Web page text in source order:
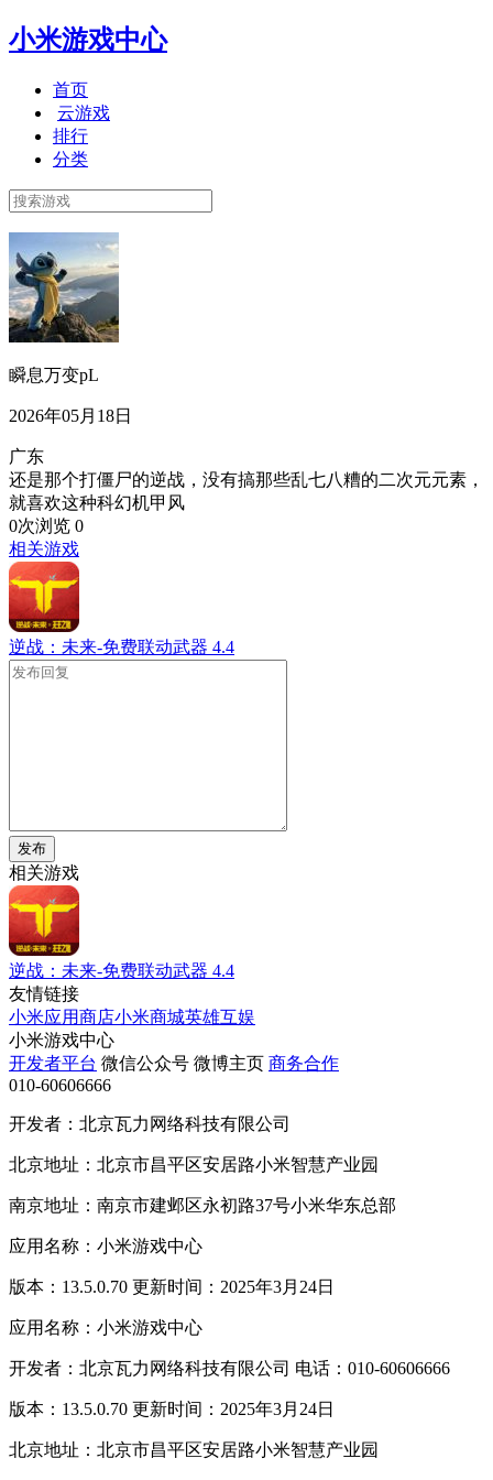
小米游戏中心
首页
云游戏
排行
分类
瞬息万变pL
2026年05月18日
广东
还是那个打僵尸的逆战，没有搞那些乱七八糟的二次元元素，
就喜欢这种科幻机甲风
0次浏览 0
相关游戏
逆战：未来-免费联动武器 4.4
发布
相关游戏
逆战：未来-免费联动武器 4.4
友情链接
小米应用商店小米商城英雄互娱
小米游戏中心
开发者平台 微信公众号 微博主页 商务合作
010-60606666
开发者：北京瓦力网络科技有限公司
北京地址：北京市昌平区安居路小米智慧产业园
南京地址：南京市建邺区永初路37号小米华东总部
应用名称：小米游戏中心
版本：13.5.0.70 更新时间：2025年3月24日
应用名称：小米游戏中心
开发者：北京瓦力网络科技有限公司 电话：010-60606666
版本：13.5.0.70 更新时间：2025年3月24日
北京地址：北京市昌平区安居路小米智慧产业园